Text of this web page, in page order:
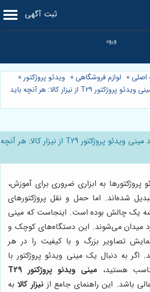
ثبت آگهی
» لوازم فروشگاهی » ویدئو پروژکتور»
⭐️ راهنمای جامع خرید مینی ویدئو پروژکتور T29 از نیزار کالا: هر آنچه باید
⭐️ راهنمای جامع خرید مینی ویدئو پروژکتور T29 از نیزار کالا: هر آنچه
پروژکتورها به ابزاری ضروری برای آموزش،
شده‌اند. اما حمل و نقل پروژکتورهای
یک چالش بوده است. اینجاست که مینی
میدان می‌شوند. این دستگاه‌های کوچک و
تصاویر بزرگ و با کیفیت را در هر
اگر به دنبال یک مینی ویدئو پروژکتور با
هستید، مینی ویدئو پروژکتور T29
باشد. این راهنمای جامع از نیزار کالابه